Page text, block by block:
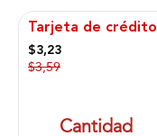
Tarjeta de crédito
$3,23
$3,59
Cantidad